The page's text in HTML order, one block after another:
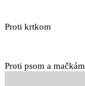
Proti krtkom
Proti psom a mačkám